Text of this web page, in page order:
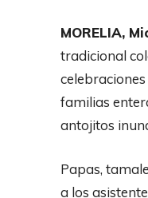
MORELIA,
tradicional
familias
antojitos
Papas,
a los